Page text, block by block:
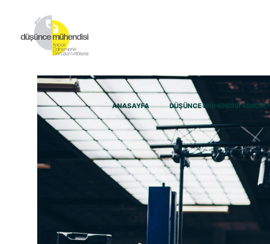
ANASAYFA DÜŞÜNCE MÜHENDİSİ KİMDİR?